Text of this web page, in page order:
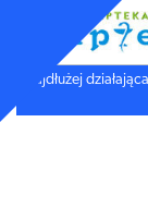
Najdłużej